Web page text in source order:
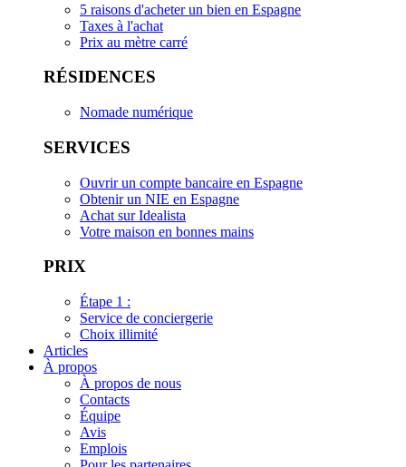
5 raisons d'acheter un bien en Espagne
Taxes à l'achat
Prix au mètre carré
RÉSIDENCES
Nomade numérique
SERVICES
Ouvrir un compte bancaire en Espagne
Obtenir un NIE en Espagne
Achat sur Idealista
Votre maison en bonnes mains
PRIX
Étape 1 :
Service de conciergerie
Choix illimité
Articles
À propos
À propos de nous
Contacts
Équipe
Avis
Emplois